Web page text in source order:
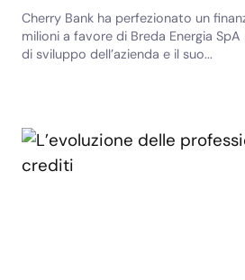
Cherry Bank ha perfezionato un
milioni a favore di Breda Energia
di sviluppo dell’azienda e il suo...